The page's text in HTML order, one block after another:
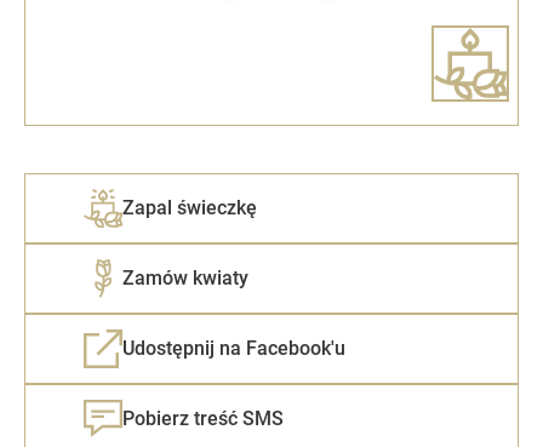
Zapal świeczkę
Zamów kwiaty
Udostępnij na Facebook'u
Pobierz treść SMS